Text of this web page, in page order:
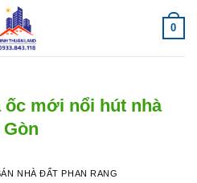
0
mới nổi hút nhà
NHÀ ĐẤT PHAN RANG